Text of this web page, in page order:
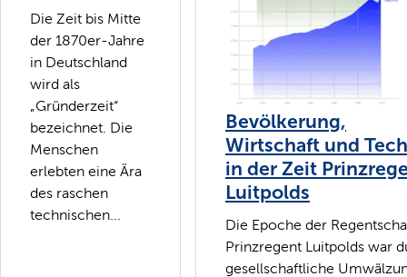
Die Zeit bis Mitte
der 1870er-Jahre
in Deutschland
wird als
„Gründerzeit“
bezeichnet. Die
Menschen
erlebten eine Ära
des raschen
technischen...
Bevölkerung,
Wirtschaft und
in der Zeit
Luitpolds
Die Epoche der
Prinzregent Luitpolds war
gesellschaftliche